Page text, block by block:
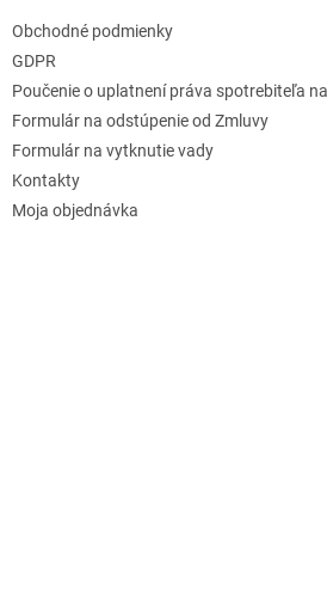
Obchodné podmienky
GDPR
Poučenie o uplatnení práva spotrebiteľa
Formulár na odstúpenie od Zmluvy
Formulár na vytknutie vady
Kontakty
Moja objednávka